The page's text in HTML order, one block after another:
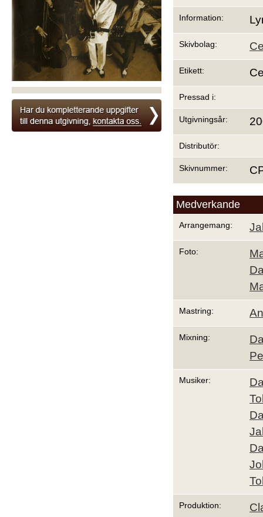
Information:
Skivbolag:
Etikett:
Pressad i:
Utgivningsår:
Distributör:
Skivnummer:
Medverkande
Arrangemang:
Foto:
Mastring:
Mixning:
Musiker:
Produktion: